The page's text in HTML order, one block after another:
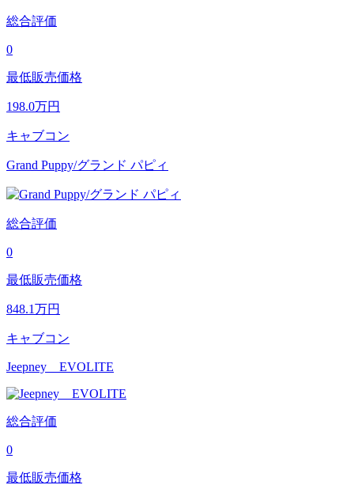
総合評価
0
最低販売価格
198.0万円
キャブコン
Grand Puppy/グランド パピィ
総合評価
0
最低販売価格
848.1万円
キャブコン
Jeepney EVOLITE
総合評価
0
最低販売価格